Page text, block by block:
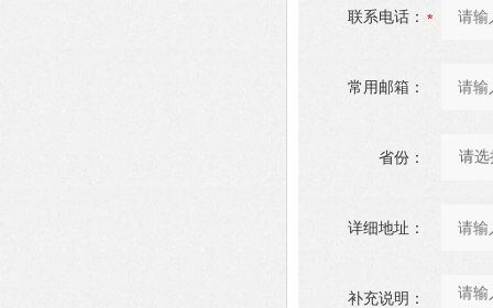
联系电话：
常用邮箱：
省份：
详细地址：
补充说明：